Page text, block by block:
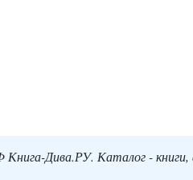
Дива.РУ. Каталог - книги,